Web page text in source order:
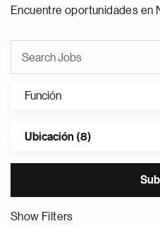
Encuentre oportunidades en
Función
Ubicación (8)
Show Filters